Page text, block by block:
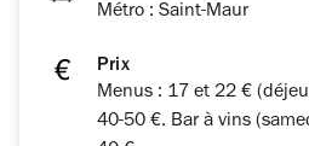
Métro : Saint-Maur
Prix
Menus : 17 et 22 €
40-50 €. Bar à vins